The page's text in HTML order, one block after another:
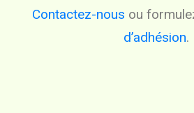
Contactez-nous ou
d’adhésion.